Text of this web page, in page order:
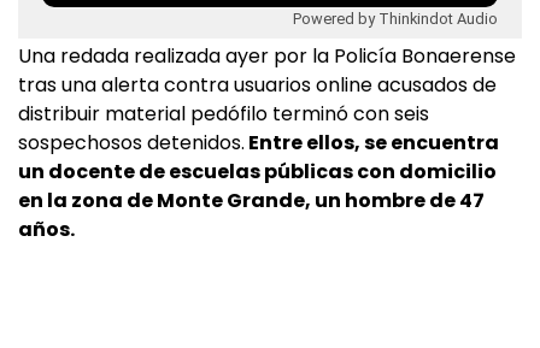
Powered by Thinkindot Audio
Una redada realizada ayer por la Policía Bonaerense
tras una alerta contra usuarios online acusados de
distribuir material pedófilo terminó con seis
sospechosos detenidos. Entre ellos, se encuentra
un docente de escuelas públicas con domicilio
en la zona de Monte Grande, un hombre de 47
años.